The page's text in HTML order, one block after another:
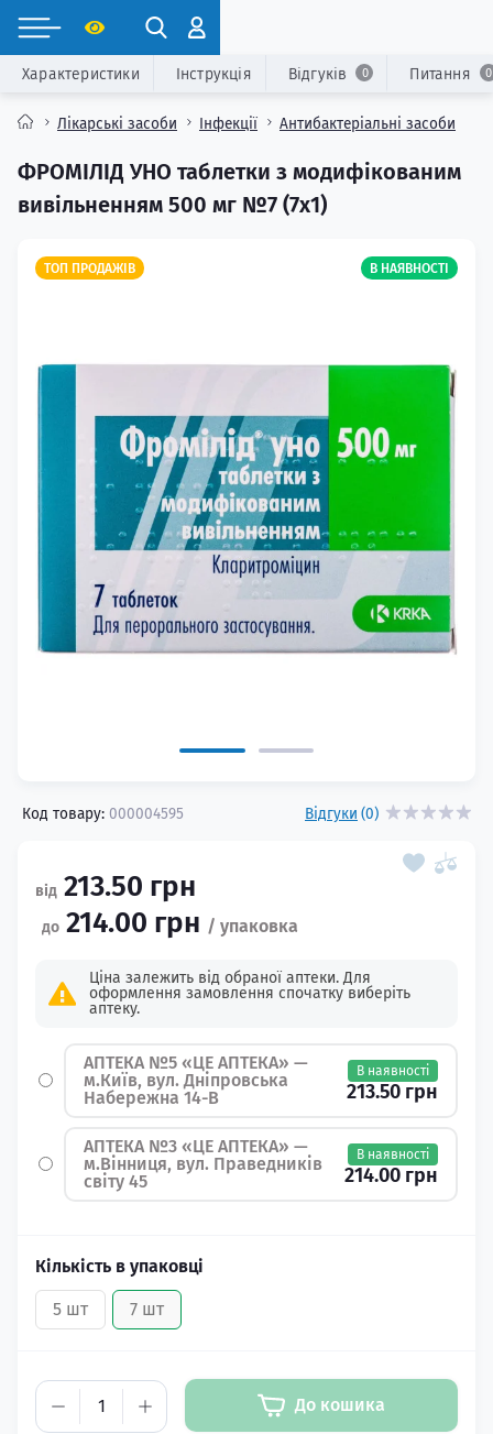
Лікарські засоби Інфекції Антибактеріальні засоби
ФРОМІЛІД УНО таблетки з модифікованим
вивільненням 500 мг №7 (7х1)
Характеристики Інструкція Відгуків 0 Питання 0
ТОП ПРОДАЖІВ В НАЯВНОСТІ
Код товару: 000004595 Відгуки (0)
213.50 грн
214.00 грн
Ціна залежить від обраної аптеки. Для
оформлення замовлення спочатку виберіть
аптеку.
АПТЕКА №5 «ЦЕ АПТЕКА» —
м.Київ, вул. Дніпровська
Набережна 14-В
В наявності
213.50 грн
АПТЕКА №3 «ЦЕ АПТЕКА» —
м.Вінниця, вул. Праведників
світу 45
В наявності
214.00 грн
Кількість в упаковці
5 шт 7 шт
До кошика